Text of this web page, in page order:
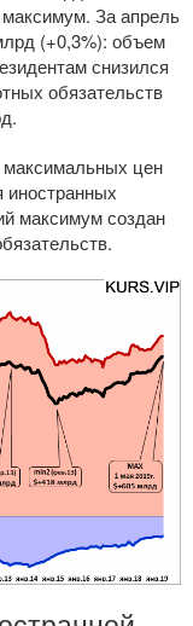
максимум. За апрель
(+0,3%): объем
снизился
обязательств
цен
иностранных
максимум создан